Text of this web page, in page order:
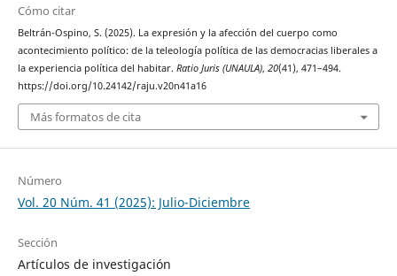
Cómo citar
Beltrán-Ospino, S. (2025). La expresión y la afección del cuerpo como
acontecimiento político: de la teleología política de las democracias liberales a
la experiencia política del habitar. Ratio Juris (UNAULA), 20(41), 471–494.
https://doi.org/10.24142/raju.v20n41a16
Más formatos de cita
Número
Vol. 20 Núm. 41 (2025): Julio-Diciembre
Sección
Artículos de investigación